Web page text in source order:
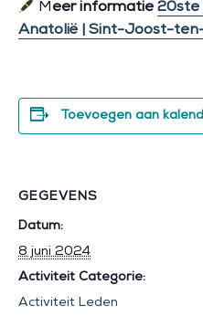
Meer informatie20ste
Anatolië | Sint-Joost-
Toevoegen aan
GEGEVENS
Datum:
8 juni 2024
Activiteit Categorie:
Activiteit Leden